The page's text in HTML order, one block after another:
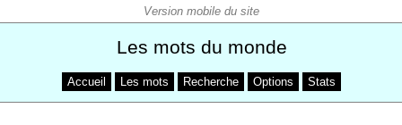
Les mots du monde
Accueil Les mots Recherche Options Stats